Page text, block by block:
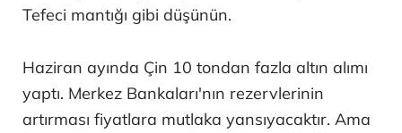
Tefeci mantığı gibi düşünün.
Haziran ayında Çin 10 tondan fazla altın alımı
yaptı. Merkez Bankaları'nın rezervlerinin
artırması fiyatlara mutlaka yansıyacaktır. Ama